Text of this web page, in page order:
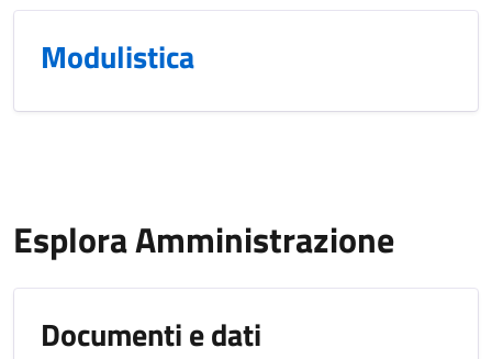
Modulistica
Esplora Amministrazione
Documenti e dati